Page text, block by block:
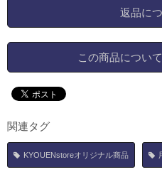
返品に
この商品につい
関連タグ
KYOUENstoreオリジナル商品